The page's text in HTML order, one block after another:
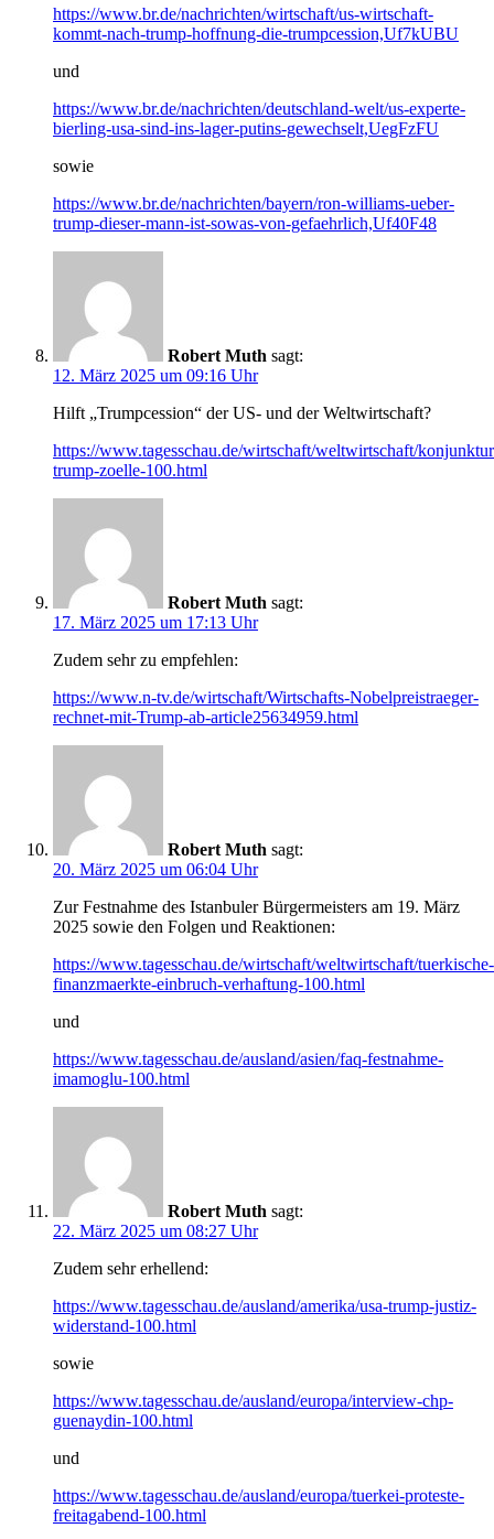
https://www.br.de/nachrichten/wirtschaft/us-wirtschaft-
kommt-nach-trump-hoffnung-die-trumpcession,Uf7kUBU
und
https://www.br.de/nachrichten/deutschland-welt/us-experte-
bierling-usa-sind-ins-lager-putins-gewechselt,UegFzFU
sowie
https://www.br.de/nachrichten/bayern/ron-williams-ueber-
trump-dieser-mann-ist-sowas-von-gefaehrlich,Uf40F48
Robert Muth sagt:
12. März 2025 um 09:16 Uhr
Hilft „Trumpcession“ der US- und der Weltwirtschaft?
https://www.tagesschau.de/wirtschaft/weltwirtschaft/
trump-zoelle-100.html
Robert Muth sagt:
17. März 2025 um 17:13 Uhr
Zudem sehr zu empfehlen:
https://www.n-tv.de/wirtschaft/Wirtschafts-Nobelpreistraeger-
rechnet-mit-Trump-ab-article25634959.html
Robert Muth sagt:
20. März 2025 um 06:04 Uhr
Zur Festnahme des Istanbuler Bürgermeisters am 19. März
2025 sowie den Folgen und Reaktionen:
https://www.tagesschau.de/wirtschaft/weltwirtschaft/tuerkische-
finanzmaerkte-einbruch-verhaftung-100.html
und
https://www.tagesschau.de/ausland/asien/faq-festnahme-
imamoglu-100.html
Robert Muth sagt:
22. März 2025 um 08:27 Uhr
Zudem sehr erhellend:
https://www.tagesschau.de/ausland/amerika/usa-trump-justiz-
widerstand-100.html
sowie
https://www.tagesschau.de/ausland/europa/interview-chp-
guenaydin-100.html
und
https://www.tagesschau.de/ausland/europa/tuerkei-proteste-
freitagabend-100.html